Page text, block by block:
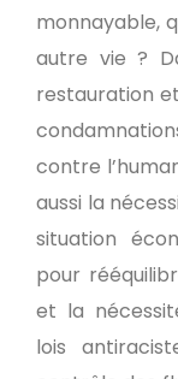
monnayable,
autre vie ?
restauration
contre
aussi la
situation
pour
et la
lois